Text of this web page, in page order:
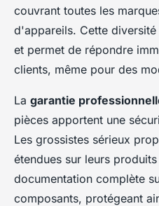
couvrant toutes les
d'appareils. Cette
et permet de répondre
clients, même pour des
La garantie
pièces apportent une
Les grossistes sérieux
étendues sur leurs
documentation complète
composants, protégeant